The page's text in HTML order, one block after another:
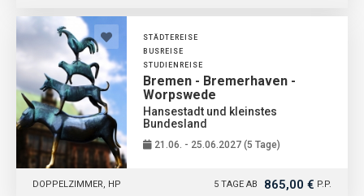
STÄDTEREISE
BUSREISE
STUDIENREISE
Bremen - Bremerhaven -
Worpswede
Hansestadt und kleinstes
Bundesland
21.06. - 25.06.2027 (5 Tage)
5 TAGE AB 865,00 € P.P.
DOPPELZIMMER, HP